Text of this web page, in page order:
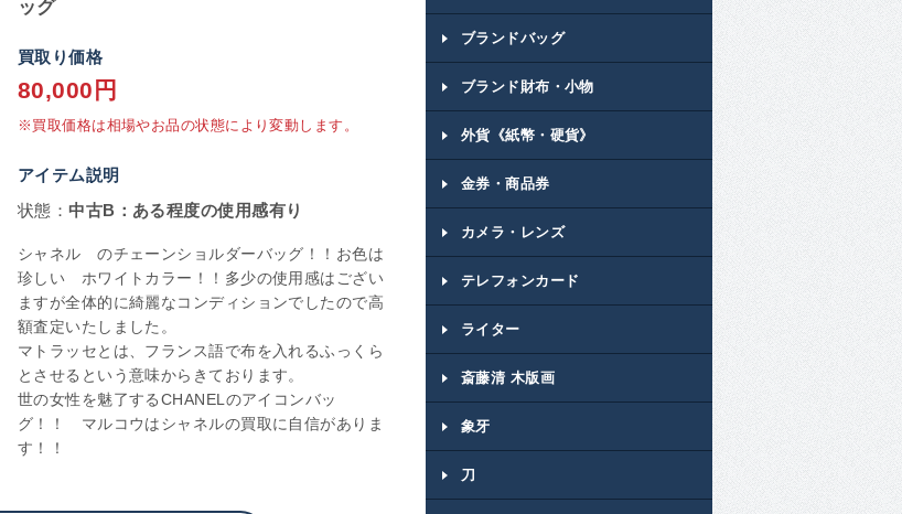
ッグ
買取り価格
80,000円
※買取価格は相場やお品の状態により変動します。
アイテム説明
状態：中古B：ある程度の使用感有り
シャネル のチェーンショルダーバッグ！！お色は
珍しい ホワイトカラー！！多少の使用感はござい
ますが全体的に綺麗なコンディションでしたので高
額査定いたしました。
マトラッセとは、フランス語で布を入れるふっくら
とさせるという意味からきております。
世の女性を魅了するCHANELのアイコンバッ
グ！！ マルコウはシャネルの買取に自信がありま
す！！
ブランドバッグ
ブランド財布・小物
外貨《紙幣・硬貨》
金券・商品券
カメラ・レンズ
テレフォンカード
ライター
斎藤清 木版画
象牙
刀